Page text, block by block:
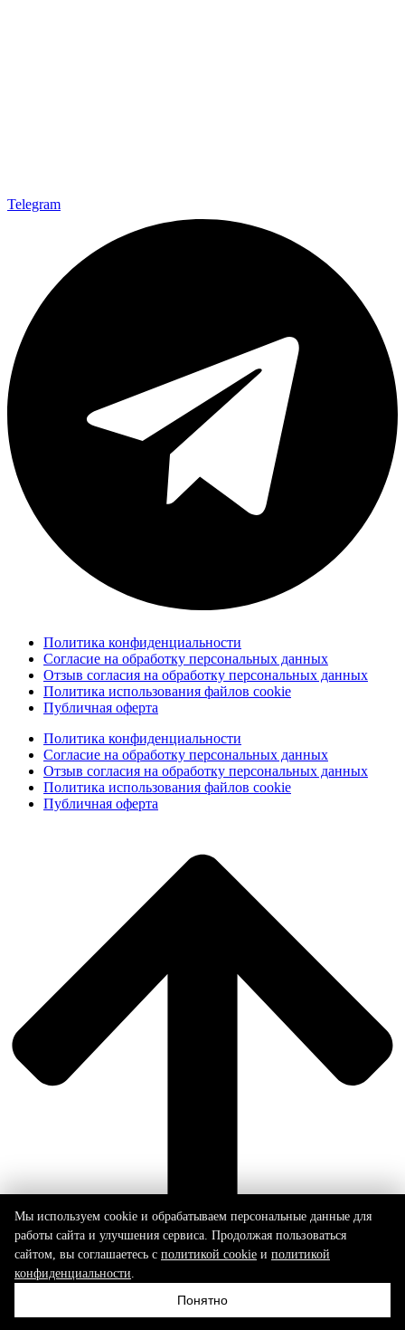
Мы используем cookie и обрабатываем персональные данные для
работы сайта и улучшения сервиса. Продолжая пользоваться
сайтом, вы соглашаетесь с политикой cookie и политикой
конфиденциальности.
Понятно
Telegram
Политика конфиденциальности
Согласие на обработку персональных данных
Отзыв согласия на обработку персональных данных
Политика использования файлов cookie
Публичная оферта
Политика конфиденциальности
Согласие на обработку персональных данных
Отзыв согласия на обработку персональных данных
Политика использования файлов cookie
Публичная оферта
+7 (965) 584 18 05